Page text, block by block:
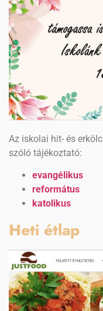
Az iskolai hit- és
szóló tájékoztató:
evangélikus
református
katolikus
Heti étlap